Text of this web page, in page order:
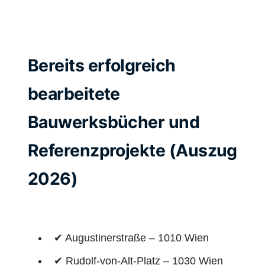
Bereits erfolgreich
bearbeitete
Bauwerksbücher und
Referenzprojekte (Auszug
2026)
✔ Augustinerstraße – 1010 Wien
✔ Rudolf-von-Alt-Platz – 1030 Wien